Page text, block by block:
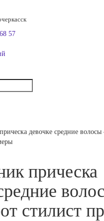
57
девочке средние
прическа
стилист